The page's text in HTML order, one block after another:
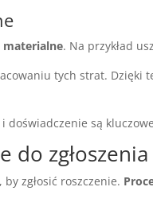
. Na przykład
tych strat. Dzięki
doświadczenie są
zgłosić roszczenie.